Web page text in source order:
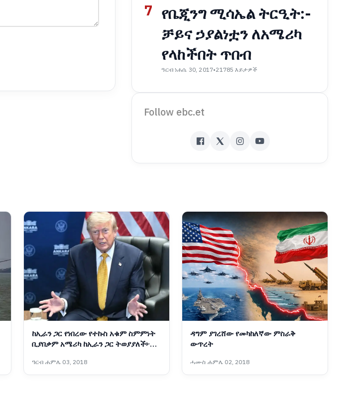
7 የቤጂንግ ሚሳኤል ትርዒት:-
ቻይና ኃያልነቷን ለአሜሪካ
የላከችበት ጥበብ
ዓርብ ነሐሴ 30, 2017•21785 እይታዎች
Follow ebc.et
ከኢራን ጋር የነበረው የተኩስ አቁም ስምምነት
ቢያበቃም አሜሪካ ከኢራን ጋር ትወያያለች፦
ዓርብ ሐምሌ 03, 2018
ዳግም ያገረሸው የመካከለኛው ምስራቅ
ውጥረት
ሓሙስ ሐምሌ 02, 2018